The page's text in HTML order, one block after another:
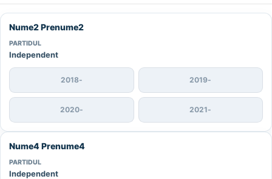
Nume2 Prenume2
PARTIDUL
Independent
2018- 2019-
2020- 2021-
Nume4 Prenume4
PARTIDUL
Independent